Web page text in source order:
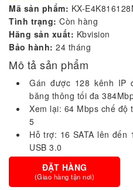
Mã sản phẩm: KX-
Tình trạng: Còn hàng
Hãng sản xuất: Kbvision
Bảo hành: 24 tháng
Mô tả sản phẩm
Gán được 128 kênh IP
băng thông tối đa
Xem lại: 64 Mbps chế độ
5
Hỗ trợ: 16 SATA lên đến
USB 3.0
ĐẶT HÀNG
(Giao hàng tận nơi)